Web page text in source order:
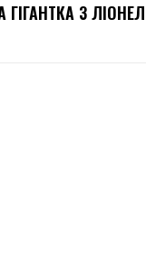
ГІГАНТКА З